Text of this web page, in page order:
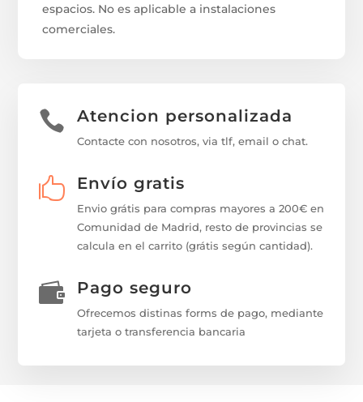
espacios. No es aplicable a instalaciones
comerciales.
 Atencion personalizada
Contacte con nosotros, via tlf, email o chat.
 Envío gratis
Envio grátis para compras mayores a 200€ en
Comunidad de Madrid, resto de provincias se
calcula en el carrito (grátis según cantidad).
 Pago seguro
Ofrecemos distinas forms de pago, mediante
tarjeta o transferencia bancaria